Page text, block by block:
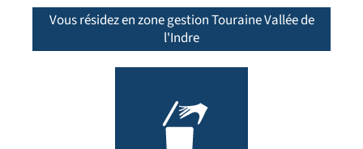
Vous résidez en zone gestion Touraine Vallée de
l'Indre